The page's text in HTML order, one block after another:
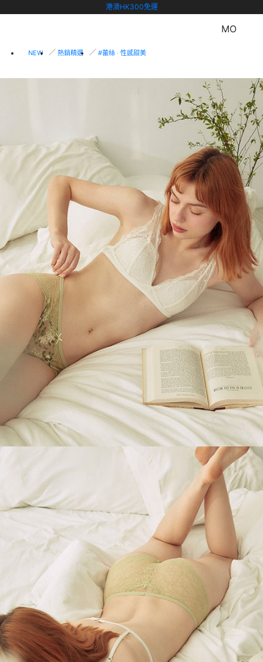
港澳HK300免運
MO
NEW 熱銷精選 #蕾絲 ‧ 性感甜美